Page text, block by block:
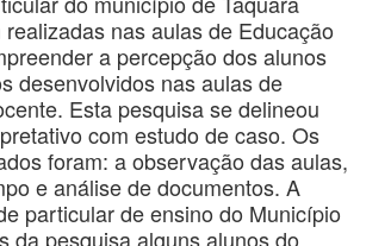
nas aulas de Educação
a percepção dos alunos
desenvolvidos nas aulas de
Esta pesquisa se delineou
com estudo de caso. Os
foram: a observação das aulas,
e análise de documentos. A
particular de ensino do Município
da pesquisa alguns alunos do